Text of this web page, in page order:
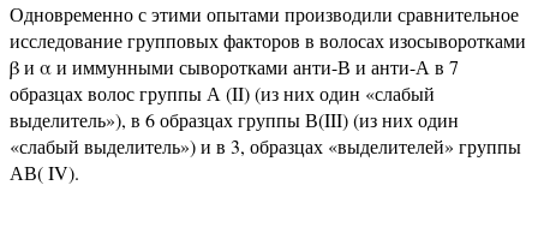
Одновременно с этими опытами производили сравнительное
исследование групповых факторов в волосах изосыворотками
β и α и иммунными сыворотками анти-В и анти-А в 7
образцах волос группы А (II) (из них один «слабый
выделитель»), в 6 образцах группы В(III) (из них один
«слабый выделитель») и в 3, образцах «выделителей» группы
АВ( IV).